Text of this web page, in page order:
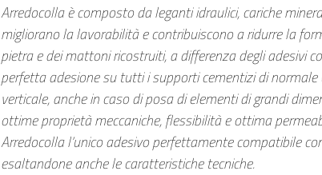
Arredocolla è composto da leganti idraulici, cariche
migliorano la lavorabilità e contribuiscono a ridurre la
pietra e dei mattoni ricostruiti, a differenza degli adesivi
perfetta adesione su tutti i supporti cementizi di
verticale, anche in caso di posa di elementi di grandi
ottime proprietà meccaniche, flessibilità e ottima
Arredocolla l’unico adesivo perfettamente compatibile
esaltandone anche le caratteristiche tecniche.